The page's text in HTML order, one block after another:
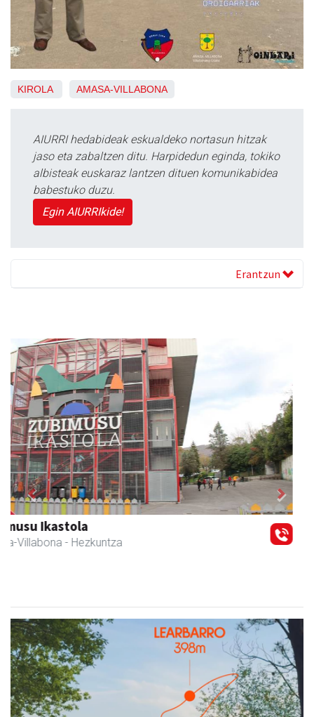
KIROLA AMASA-VILLABONA
AIURRI hedabideak eskualdeko nortasun hitzak
jaso eta zabaltzen ditu. Harpidedun eginda, tokiko
albisteak euskaraz lantzen dituen komunikabidea
babestuko duzu.
Egin AIURRIkide!
Erantzun
Erniobea BHI
Amasa-Villabona - Hezkuntza
Previous Next